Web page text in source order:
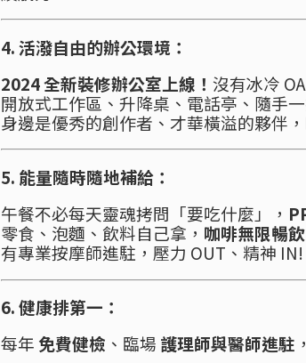
4. 活潑自由的辦公環境：
2024 全新裝修辦公室上線！ 沒有冰冷
開放式工作區、升降桌、電話亭、隨手
身邊是優秀的創作者、才華橫溢的夥伴
5. 能量隨時隨地補給：
午餐不必每天靈魂拷問「要吃什麼」，
零食、泡麵、飲料自己拿， 咖啡無限暢飲
有專業按摩師進駐，壓力 OUT、精神 IN!
6. 健康排第一：
每年 免費健檢 、臨場 護理師與醫師進駐